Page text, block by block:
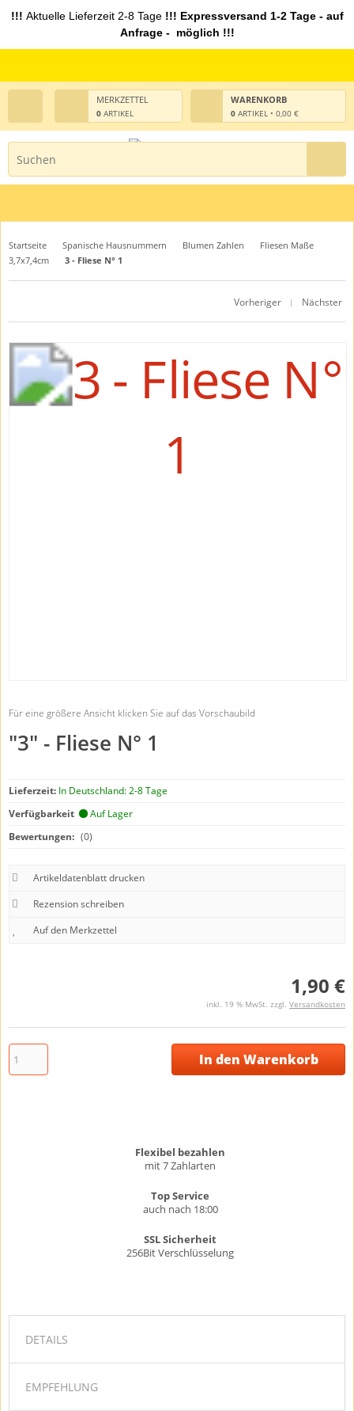
!!! Aktuelle Lieferzeit 2-8 Tage !!! Expressversand 1-2 Tage - auf
Anfrage - möglich !!!
WARENKORB
0 ARTIKEL • 0,00 €
MERKZETTEL
0 ARTIKEL
Startseite Spanische Hausnummern Blumen Zahlen
Fliesen Maße
3,7x7,4cm
3 - Fliese N° 1
Vorheriger | Nächster
Für eine größere Ansicht klicken Sie auf das Vorschaubild
"3" - Fliese N° 1
Lieferzeit: In Deutschland: 2-8 Tage
Verfügbarkeit
Auf Lager
Bewertungen: (0)
Artikeldatenblatt drucken
Rezension schreiben
1,90 €
inkl. 19 % MwSt. zzgl. Versandkosten
In den Warenkorb
Flexibel bezahlen
mit 7 Zahlarten
Top Service
auch nach 18:00
SSL Sicherheit
256Bit Verschlüsselung
DETAILS
EMPFEHLUNG